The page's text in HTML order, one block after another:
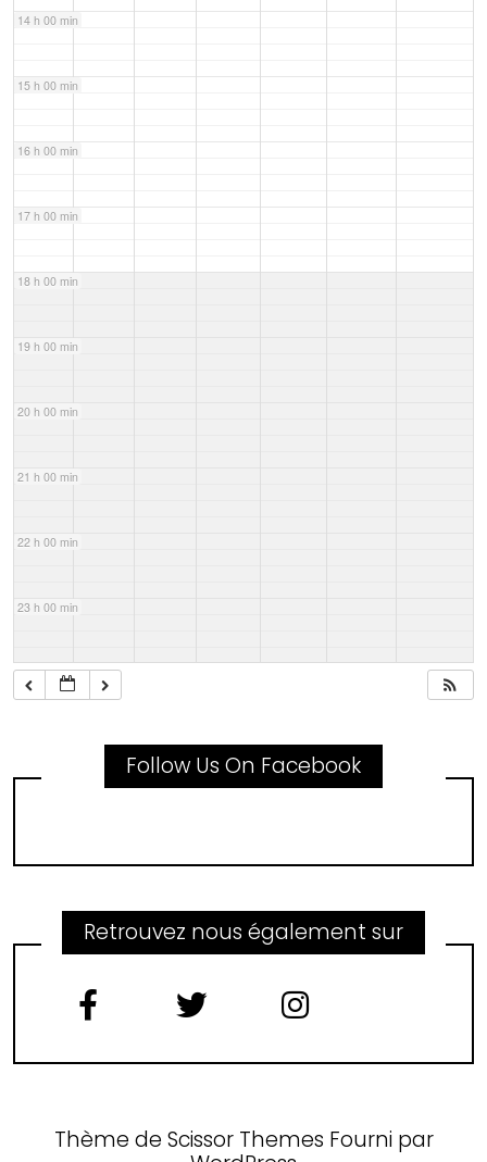
14 h 00 min
15 h 00 min
16 h 00 min
17 h 00 min
18 h 00 min
19 h 00 min
20 h 00 min
21 h 00 min
22 h 00 min
23 h 00 min
Follow Us On Facebook
Retrouvez nous également sur
Thème de Scissor Themes Fourni par